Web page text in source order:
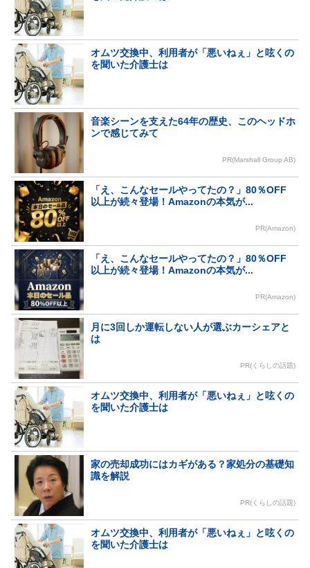
オムツ交換中、利用者が「悪いねぇ」と呟くの
を聞いた介護士は
音楽シーンを支えた64年の歴史、このヘッドホ
ンで感じてみて
PR(Marshall Group AB)
「え、こんなセールやってたの？」80％OFF
以上が続々登場！Amazonの本気が...
PR(Amazon)
「え、こんなセールやってたの？」80％OFF
以上が続々登場！Amazonの本気が...
PR(Amazon)
月に3回しか運転しない人が選ぶカーシェアと
は
PR(くらしの話題)
オムツ交換中、利用者が「悪いねぇ」と呟くの
を聞いた介護士は
家の売却成功にはカギがある？家処分の基礎知
識を解説
PR(くらしの話題)
オムツ交換中、利用者が「悪いねぇ」と呟くの
を聞いた介護士は